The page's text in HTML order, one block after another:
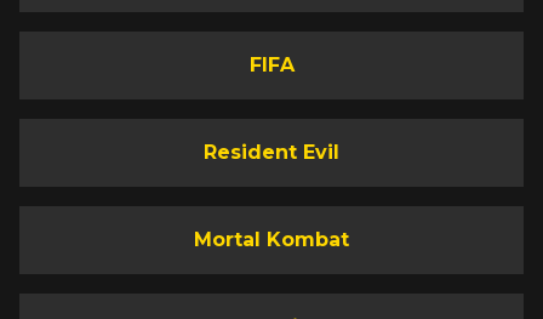
FIFA
Resident Evil
Mortal Kombat